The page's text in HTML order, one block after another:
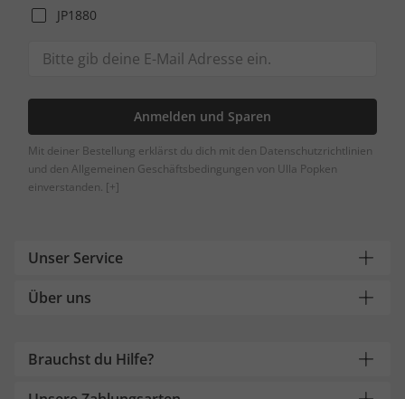
JP1880
Anmelden und Sparen
Mit deiner Bestellung erklärst du dich mit den Datenschutzrichtlinien
und den Allgemeinen Geschäftsbedingungen von Ulla Popken
einverstanden. [+]
Unser Service
Über uns
Brauchst du Hilfe?